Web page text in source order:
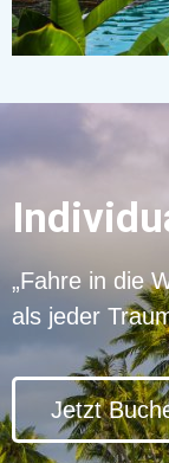
„Fahre in die
als jeder
Jetzt